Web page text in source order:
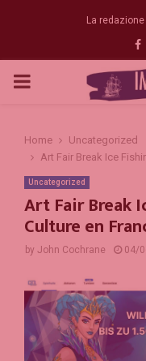
La redazione
PRIMARY
Home
Uncategorized
Art Fair Break Ice
Uncategorized
Art Fair Break
Culture en
by John Cochrane 04/